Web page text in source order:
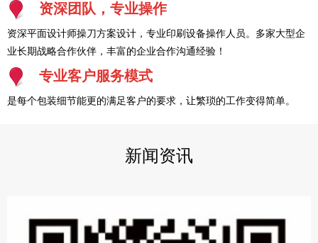
资深团队，专业操作
资深平面设计师操刀方案设计，专业印刷设备操作人员。多家大型企
业长期战略合作伙伴，丰富的企业合作沟通经验！
专业客户服务模式
是每个包装细节能更的满足客户的要求，让繁琐的工作变得简单。
新闻资讯